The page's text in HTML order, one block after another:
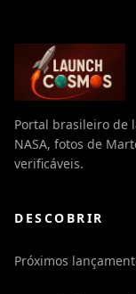
Portal brasileiro de
NASA, fotos de
verificáveis.
DESCOBRIR
Próximos